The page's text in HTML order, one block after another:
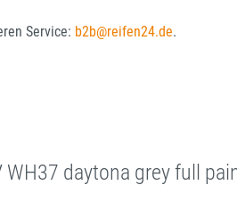
Service: b2b@reifen24.de.
WH37 daytona grey full